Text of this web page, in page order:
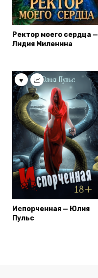
Ректор моего сердца —
Лидия Миленина
Испорченная — Юлия
Пульс